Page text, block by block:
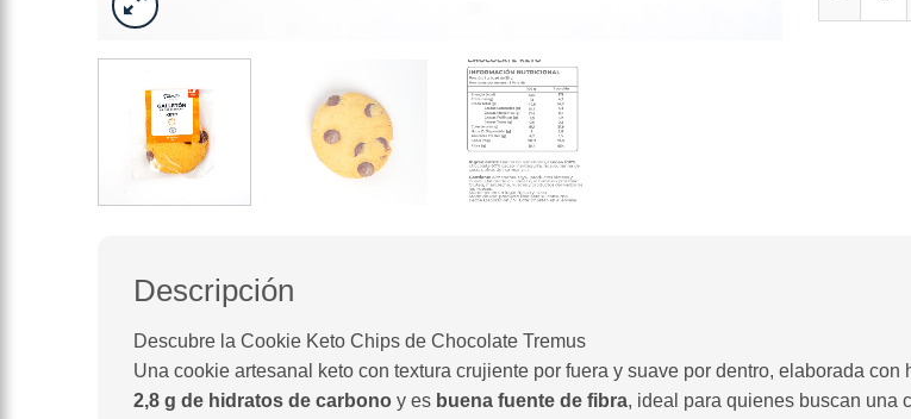
Descripción
Descubre la Cookie Keto Chips de Chocolate Tremus
Una cookie artesanal keto con textura crujiente por fuera y suave por dentro, elaborada
2,8 g de hidratos de carbono y es buena fuente de fibra, ideal para quienes buscan una